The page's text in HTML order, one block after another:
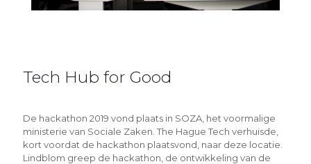
Tech Hub for Good
De hackathon 2019 vond plaats in SOZA, het voormalige
ministerie van Sociale Zaken. The Hague Tech verhuisde,
kort voordat de hackathon plaatsvond, naar deze locatie.
Lindblom greep de hackathon, de ontwikkeling van de